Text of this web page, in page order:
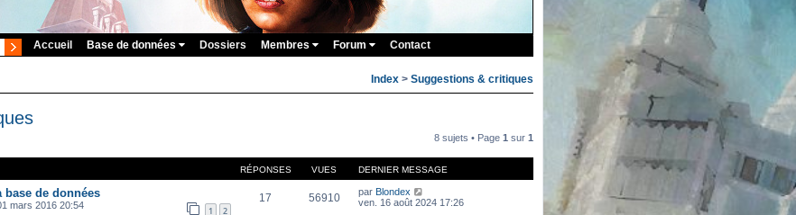
Accueil Base de données Dossiers Membres Forum Contact
Index > Suggestions & critiques
8 sujets • Page 1 sur 1
RÉPONSES VUES DERNIER MESSAGE
de données
mars 2016 20:54 1 2
17 56910 par Blondex
ven. 16 août 2024 17:26